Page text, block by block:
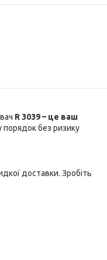
R 3039 – це ваш
без ризику
доставки. Зробіть